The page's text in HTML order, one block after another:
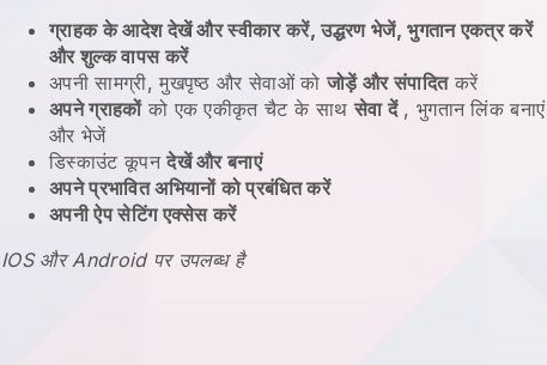
ग्राहक के आदेश देखें और स्वीकार करें, उद्धरण भेजें, भुगतान एकत्र करें
और शुल्क वापस करें
अपनी सामग्री, मुखपृष्ठ और सेवाओं कोजोड़ें और संपादितकरें
अपने ग्राहकोंको एक एकीकृत चैट के साथसेवा दें, भुगतान लिंक बनाएं
और भेजें
डिस्काउंट कूपनदेखें और बनाएं
अपने प्रभावित अभियानों को प्रबंधित करें
अपनी ऐप सेटिंग एक्सेस करें
IOS और Android पर उपलब्ध है